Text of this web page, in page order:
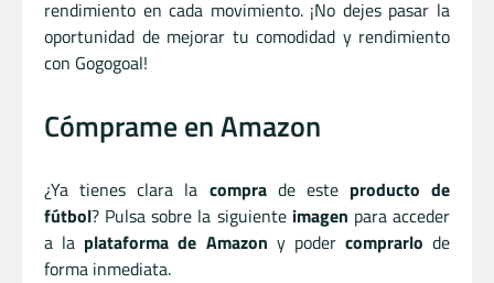
rendimiento en cada movimiento. ¡No dejes pasar la
oportunidad de mejorar tu comodidad y rendimiento
con Gogogoal!
Cómprame en Amazon
¿Ya tienes clara la comprade este producto de
fútbol? Pulsa sobre la siguiente imagen para acceder
a la plataforma de Amazon y poder comprarlo de
forma inmediata.